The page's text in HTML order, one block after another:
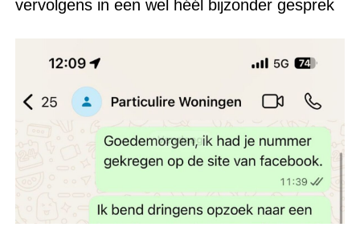
vervolgens in een wel héél bijzonder gesprek